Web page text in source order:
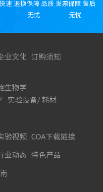
速 退换保障 品质
无忧
发票保障 售后
无忧
业文化
订购须知
生物学
实验设备/ 耗材
验视频 COA下载链接
业动态 特色产品